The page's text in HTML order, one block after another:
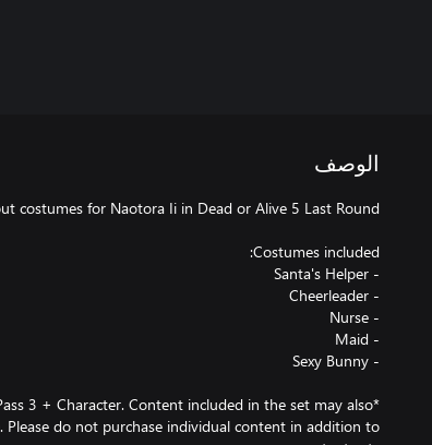
الوصف
3 + Character. Content included in the set may also
Please do not purchase individual content in addition to